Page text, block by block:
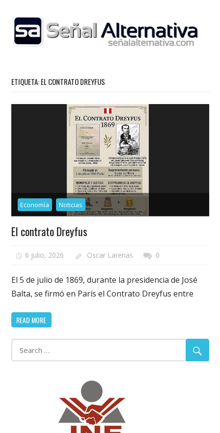
content
ETIQUETA:EL CONTRATO DREYFUS
Economía Noticias
El contrato Dreyfus
6 julio, 2026 Oscar Larenas 0
El 5 de julio de 1869, durante la presidencia de José
Balta, se firmó en París el Contrato Dreyfus entre
READ MORE